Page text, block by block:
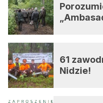
61
Nidzie!